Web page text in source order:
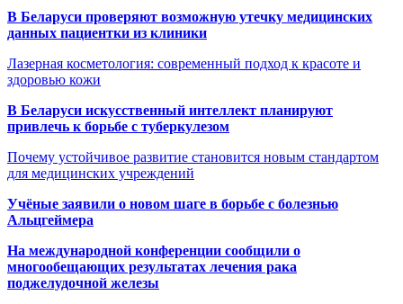
В Беларуси проверяют возможную утечку медицинских
данных пациентки из клиники
Лазерная косметология: современный подход к красоте и
здоровью кожи
В Беларуси искусственный интеллект планируют
привлечь к борьбе с туберкулезом
Почему устойчивое развитие становится новым стандартом
для медицинских учреждений
Учёные заявили о новом шаге в борьбе с болезнью
Альцгеймера
На международной конференции сообщили о
многообещающих результатах лечения рака
поджелудочной железы